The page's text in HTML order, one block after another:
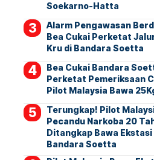
Soekarno-Hatta
Alarm Pengawasan
Bea Cukai Perketat
Kru di Bandara Soetta
Bea Cukai Bandara
Perketat Pemeriksaan
Pilot Malaysia Bawa
Terungkap! Pilot
Pecandu Narkoba 20
Ditangkap Bawa Ekstasi
Bandara Soetta